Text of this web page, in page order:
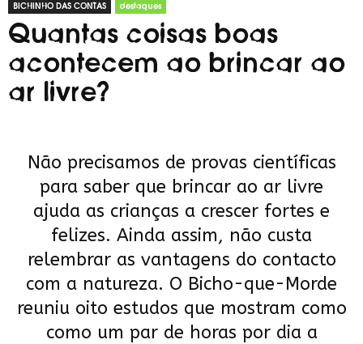
BICHINHO DAS CONTAS destaques
Quantas coisas boas
acontecem ao brincar ao
ar livre?
Não precisamos de provas científicas
para saber que brincar ao ar livre
ajuda as crianças a crescer fortes e
felizes. Ainda assim, não custa
relembrar as vantagens do contacto
com a natureza. O Bicho-que-Morde
reuniu oito estudos que mostram como
como um par de horas por dia a